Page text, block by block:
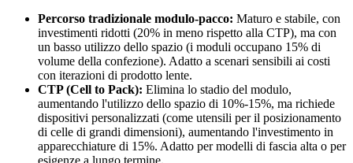
Percorso tradizionale modulo-pacco: Maturo e stabile, con
investimenti ridotti (20% in meno rispetto alla CTP), ma con
un basso utilizzo dello spazio (i moduli occupano 15% di
volume della confezione). Adatto a scenari sensibili ai costi
con iterazioni di prodotto lente.
CTP (Cell to Pack): Elimina lo stadio del modulo,
aumentando l'utilizzo dello spazio di 10%-15%, ma richiede
dispositivi personalizzati (come utensili per il posizionamento
di celle di grandi dimensioni), aumentando l'investimento in
apparecchiature di 15%. Adatto per modelli di fascia alta o per
esigenze a lungo termine.